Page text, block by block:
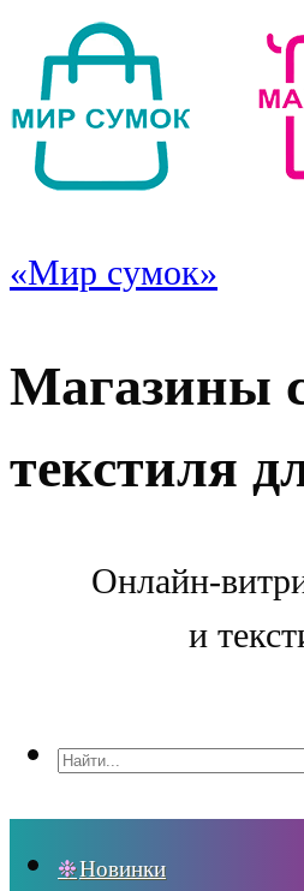
«Мир сумок»
Магазины
текстиля
Онлайн-
и
Новинки